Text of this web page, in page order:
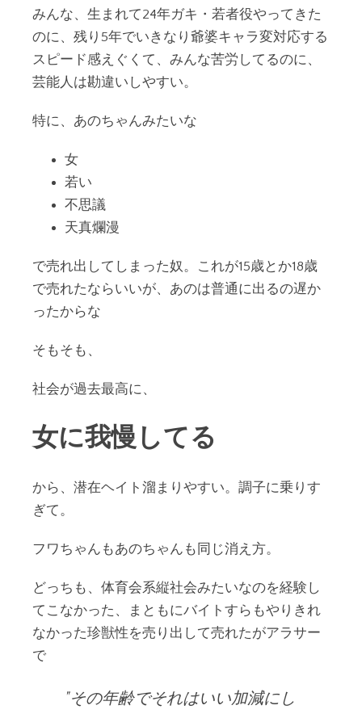
みんな、生まれて24年ガキ・若者役やってきた
のに、残り5年でいきなり爺婆キャラ変対応する
スピード感えぐくて、みんな苦労してるのに、
芸能人は勘違いしやすい。
特に、あのちゃんみたいな
女
若い
不思議
天真爛漫
で売れ出してしまった奴。これが15歳とか18歳
で売れたならいいが、あのは普通に出るの遅か
ったからな
そもそも、
社会が過去最高に、
女に我慢してる
から、潜在ヘイト溜まりやすい。調子に乗りす
ぎて。
フワちゃんもあのちゃんも同じ消え方。
どっちも、体育会系縦社会みたいなのを経験し
てこなかった、まともにバイトすらもやりきれ
なかった珍獣性を売り出して売れたがアラサー
で
その年齢でそれはいい加減にし